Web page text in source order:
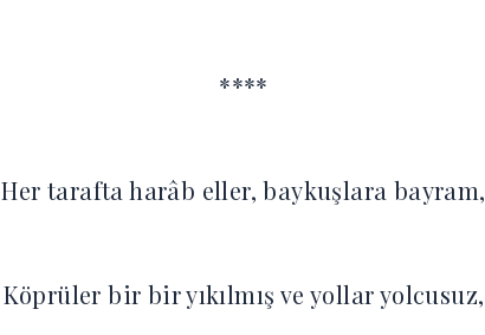
****
Her tarafta harâb eller, baykuşlara bayram,‎
Köprüler bir bir yıkılmış ve yollar yolcusuz,‎